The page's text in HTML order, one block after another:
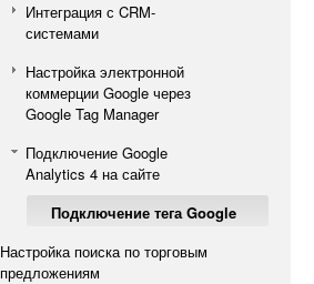
Интеграция с CRM-
системами
Настройка электронной
коммерции Google через
Google Tag Manager
Подключение Google
Analytics 4 на сайте
Подключение тега Google
Настройка поиска по торговым
предложениям